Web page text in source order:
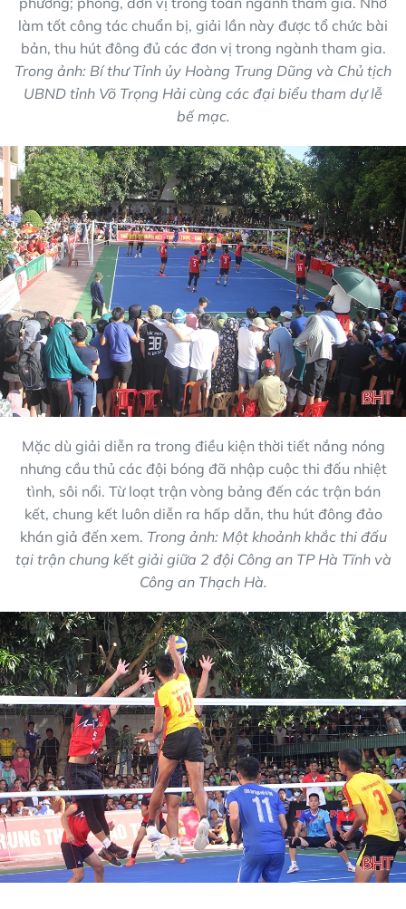
làm tốt công tác chuẩn bị, giải lần này được tổ chức bài
bản, thu hút đông đủ các đơn vị trong ngành tham gia.
Trong ảnh: Bí thư Tỉnh ủy Hoàng Trung Dũng và Chủ tịch
UBND tỉnh Võ Trọng Hải cùng các đại biểu tham dự lễ
bế mạc.
Mặc dù giải diễn ra trong điều kiện thời tiết nắng nóng
nhưng cầu thủ các đội bóng đã nhập cuộc thi đấu nhiệt
tình, sôi nổi. Từ loạt trận vòng bảng đến các trận bán
kết, chung kết luôn diễn ra hấp dẫn, thu hút đông đảo
khán giả đến xem. Trong ảnh: Một khoảnh khắc thi đấu
tại trận chung kết giải giữa 2 đội Công an TP Hà Tĩnh và
Công an Thạch Hà.